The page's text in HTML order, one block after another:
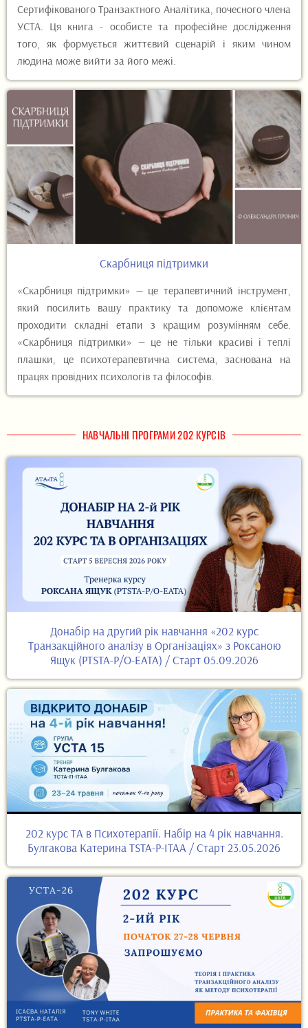
Сертифікованого Транзактного Аналітика, почесного члена
УСТА. Ця книга - особисте та професійне дослідження
того, як формується життєвий сценарій і яким чином
людина може вийти за його межі.
Скарбниця підтримки
«Скарбниця підтримки» — це терапевтичний інструмент,
який посилить вашу практику та допоможе клієнтам
проходити складні етапи з кращим розумінням себе.
«Скарбниця підтримки» — це не тільки красиві і теплі
плашки, це психотерапевтична система, заснована на
працях провідних психологів та філософів.
НАВЧАЛЬНІ ПРОГРАМИ 202 КУРСІВ
Донабір на другий рік навчання «202 курс
Транзакційного аналізу в Організаціях» з Роксаною
Ящук (PTSTA-P/O-EATA) / Старт 05.09.2026
202 курс ТА в Психотерапії. Набір на 4 рік навчання.
Булгакова Катерина TSTA-P-ITAA / Старт 23.05.2026